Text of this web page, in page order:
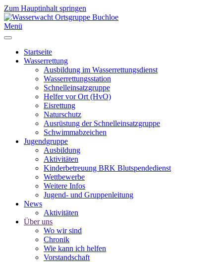
Zum Hauptinhalt springen
Menü
Startseite
Wasserrettung
Ausbildung im Wasserrettungsdienst
Wasserrettungsstation
Schnelleinsatzgruppe
Helfer vor Ort (HvO)
Eisrettung
Naturschutz
Ausrüstung der Schnelleinsatzgruppe
Schwimmabzeichen
Jugendgruppe
Ausbildung
Aktivitäten
Kinderbetreuung BRK Blutspendedienst
Wettbewerbe
Weitere Infos
Jugend- und Gruppenleitung
News
Aktivitäten
Über uns
Wo wir sind
Chronik
Wie kann ich helfen
Vorstandschaft